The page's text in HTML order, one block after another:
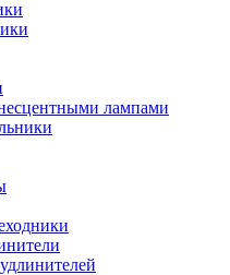
лампами